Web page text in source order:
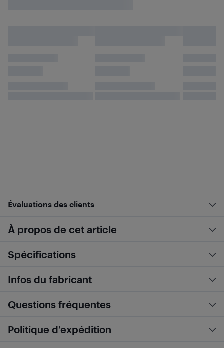
Évaluations des clients
À propos de cet article
Spécifications
Infos du fabricant
Questions fréquentes
Politique d’expédition